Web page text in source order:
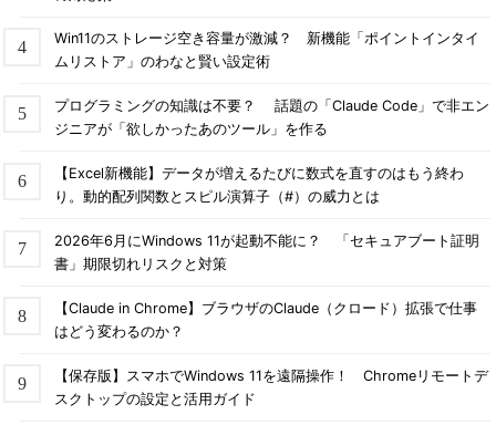
Win11のストレージ空き容量が激減？ 新機能「ポイントインタイ
ムリストア」のわなと賢い設定術
プログラミングの知識は不要？ 話題の「Claude Code」で非エン
ジニアが「欲しかったあのツール」を作る
【Excel新機能】データが増えるたびに数式を直すのはもう終わ
り。動的配列関数とスピル演算子（#）の威力とは
2026年6月にWindows 11が起動不能に？ 「セキュアブート証明
書」期限切れリスクと対策
【Claude in Chrome】ブラウザのClaude（クロード）拡張で仕事
はどう変わるのか？
【保存版】スマホでWindows 11を遠隔操作！ Chromeリモートデ
スクトップの設定と活用ガイド